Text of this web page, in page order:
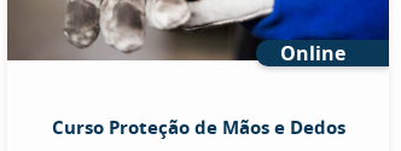
Online
Curso Proteção de Mãos e Dedos